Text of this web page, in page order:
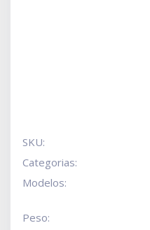
SKU:
Categorias:
Modelos:
Peso: